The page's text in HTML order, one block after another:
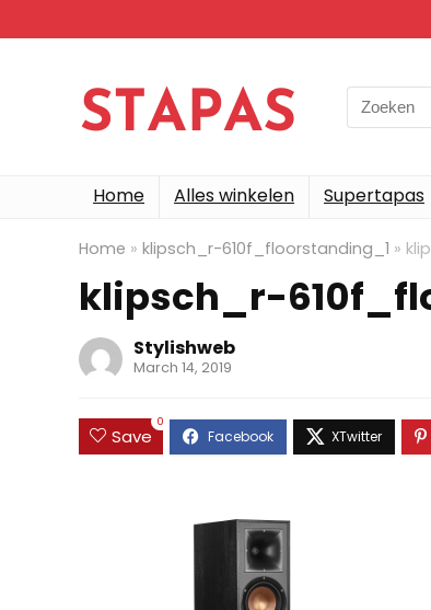
Search
for:
Home Alles winkelen Supertapas
Home » klipsch_r-610f_floorstanding_1 »
klipsch_r-
Stylishweb
March 14, 2019
Save
0